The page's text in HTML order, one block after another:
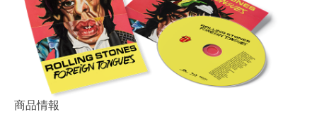
商品情報